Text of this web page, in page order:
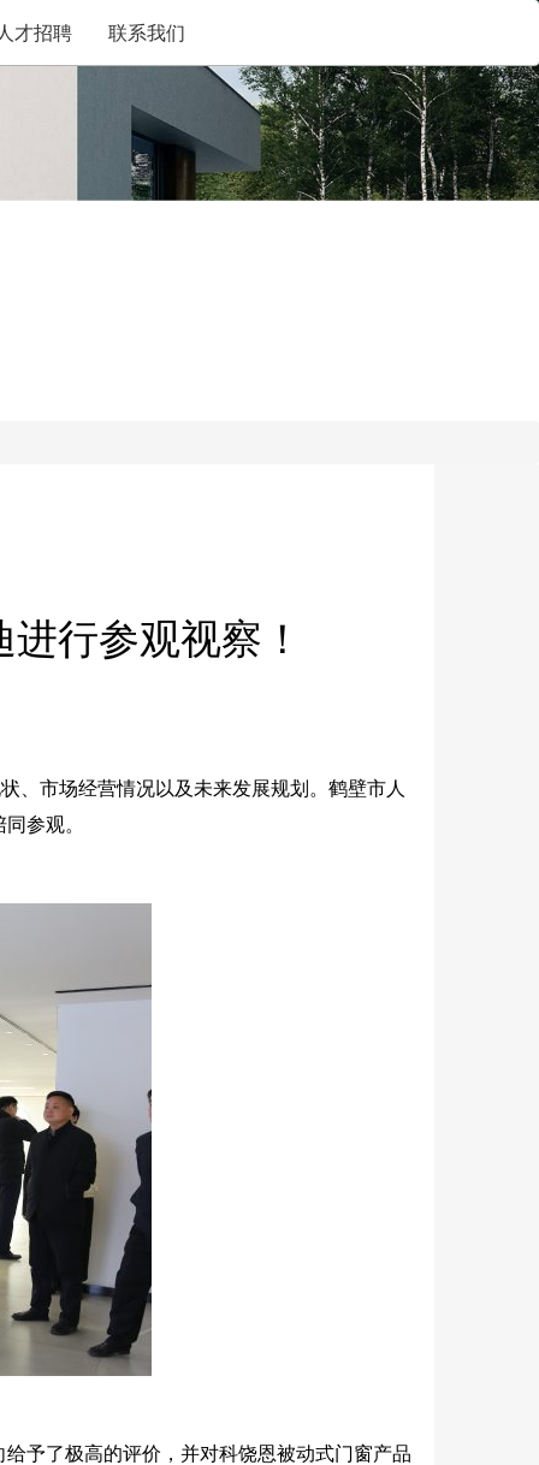
才招聘 联系我们
行参观视察！
、市场经营情况以及未来发展规划。鹤壁市人
参观。
予了极高的评价，并对科饶恩被动式门窗产品